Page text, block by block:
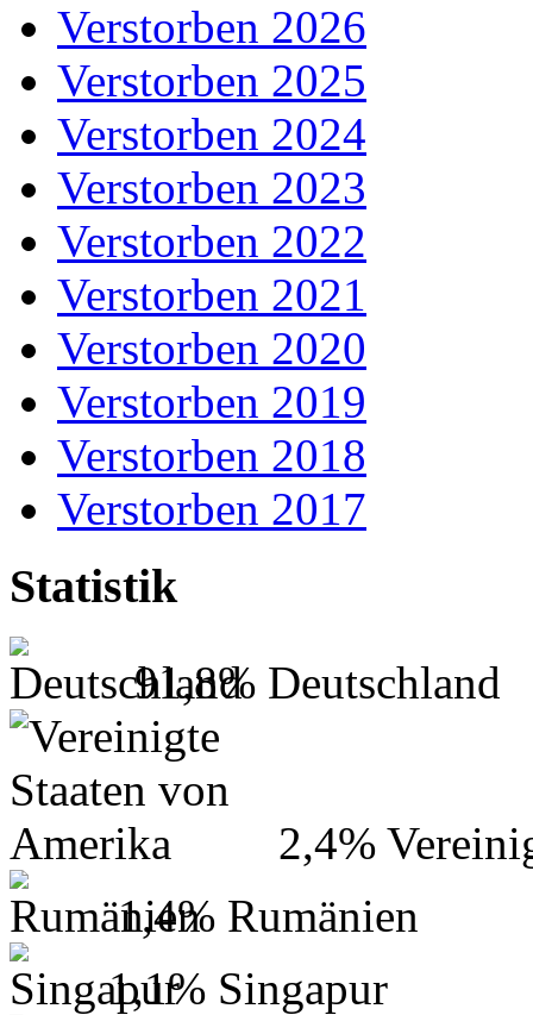
Verstorben 2026
Verstorben 2025
Verstorben 2024
Verstorben 2023
Verstorben 2022
Verstorben 2021
Verstorben 2020
Verstorben 2019
Verstorben 2018
Verstorben 2017
Statistik
91,8% Deutschland
2,4%
1,4% Rumänien
1,1% Singapur